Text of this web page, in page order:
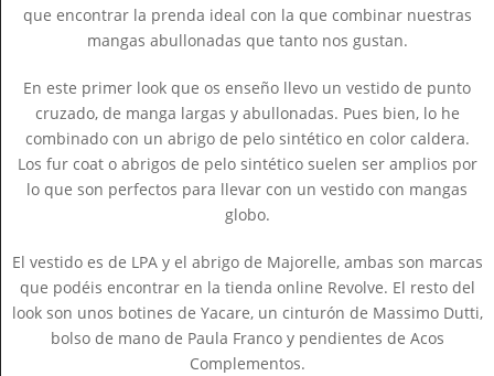
que encontrar la prenda ideal con la que combinar nuestras
mangas abullonadas que tanto nos gustan.
En este primer look que os enseño llevo un vestido de punto
cruzado, de manga largas y abullonadas. Pues bien, lo he
combinado con un abrigo de pelo sintético en color caldera.
Los fur coat o abrigos de pelo sintético suelen ser amplios por
lo que son perfectos para llevar con un vestido con mangas
globo.
El vestido es de LPA y el abrigo de Majorelle, ambas son marcas
que podéis encontrar en la tienda online Revolve. El resto del
look son unos botines de Yacare, un cinturón de Massimo Dutti,
bolso de mano de Paula Franco y pendientes de Acos
Complementos.